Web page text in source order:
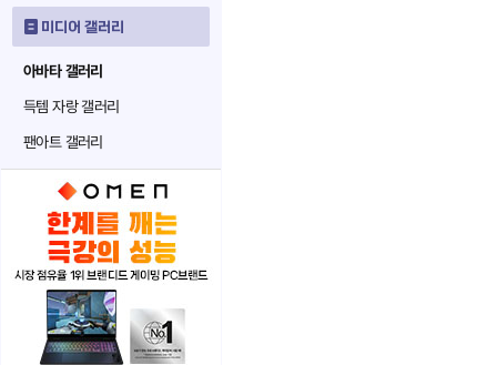
미디어 갤러리
아바타 갤러리
득템 자랑 갤러리
팬아트 갤러리